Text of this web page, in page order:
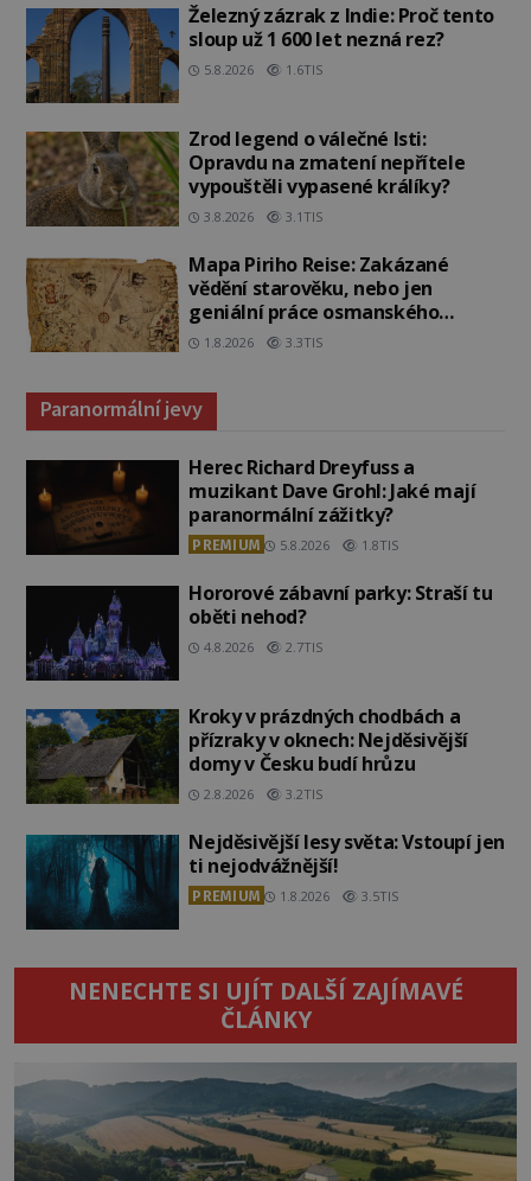
Železný zázrak z Indie: Proč tento
sloup už 1 600 let nezná rez?
5.8.2026 1.6TIS
Zrod legend o válečné lsti:
Opravdu na zmatení nepřítele
vypouštěli vypasené králíky?
3.8.2026 3.1TIS
Mapa Piriho Reise: Zakázané
vědění starověku, nebo jen
geniální práce osmanského
admirála?
1.8.2026 3.3TIS
Paranormální jevy
Herec Richard Dreyfuss a
muzikant Dave Grohl: Jaké mají
paranormální zážitky?
PREMIUM 5.8.2026 1.8TIS
Hororové zábavní parky: Straší tu
oběti nehod?
4.8.2026 2.7TIS
Kroky v prázdných chodbách a
přízraky v oknech: Nejděsivější
domy v Česku budí hrůzu
2.8.2026 3.2TIS
Nejděsivější lesy světa: Vstoupí jen
ti nejodvážnější!
PREMIUM 1.8.2026 3.5TIS
NENECHTE SI UJÍT DALŠÍ ZAJÍMAVÉ
ČLÁNKY